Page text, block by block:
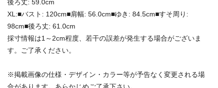
後ろ丈: 59.0cm
XL:■バスト: 120cm■肩幅: 56.0cm■ゆき: 84.5cm■すそ周り:
98cm■後ろ丈: 61.0cm
採寸情報は1～2cm程度、若干の誤差が発生する場合がございま
す。ご了承ください。
※掲載画像の仕様・デザイン・カラー等が予告なく変更される場
合があります。あらかじめご了承下さい。